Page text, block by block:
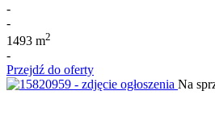
-
-
1493 m2
-
Przejdź do oferty
Na